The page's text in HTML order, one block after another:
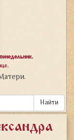
Найти